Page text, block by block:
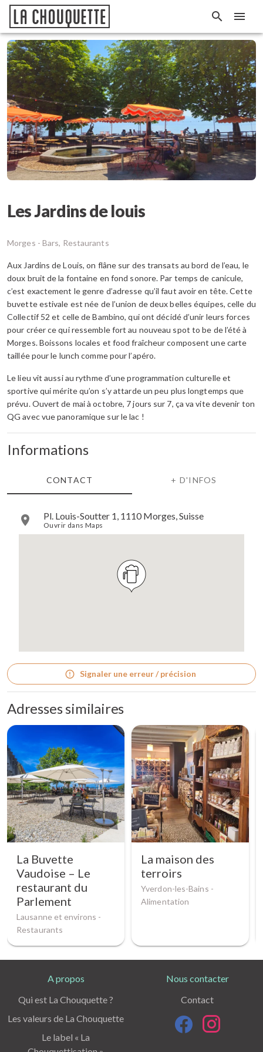
Les Jardins de louis
Morges - Bars, Restaurants
Aux Jardins de Louis, on flâne sur des transats au bord de l’eau, le
doux bruit de la fontaine en fond sonore. Par temps de canicule,
c’est exactement le genre d’adresse qu’il faut avoir en tête. Cette
buvette estivale est née de l’union de deux belles équipes, celle du
Collectif 52 et celle de Bambino, qui ont décidé d’unir leurs forces
pour créer ce qui ressemble fort au nouveau spot to be de l’été à
Morges. Boissons locales et food fraîcheur composent une carte
taillée pour le lunch comme pour l’apéro.
Le lieu vit aussi au rythme d’une programmation culturelle et
sportive qui mérite qu’on s’y attarde un peu plus longtemps que
prévu. Ouvert de mai à octobre, 7 jours sur 7, ça va vite devenir ton
QG avec vue panoramique sur le lac !
Informations
CONTACT + D'INFOS
Pl. Louis-Soutter 1, 1110 Morges, Suisse
Ouvrir dans Maps
Signaler une erreur / précision
Adresses similaires
La Buvette
Vaudoise – Le
restaurant du
Parlement
Lausanne et environs -
Restaurants
La maison des
terroirs
Yverdon-les-Bains -
Alimentation
A propos
Qui est La Chouquette ?
Les valeurs de La Chouquette
Le label « La
Nous contacter
Contact